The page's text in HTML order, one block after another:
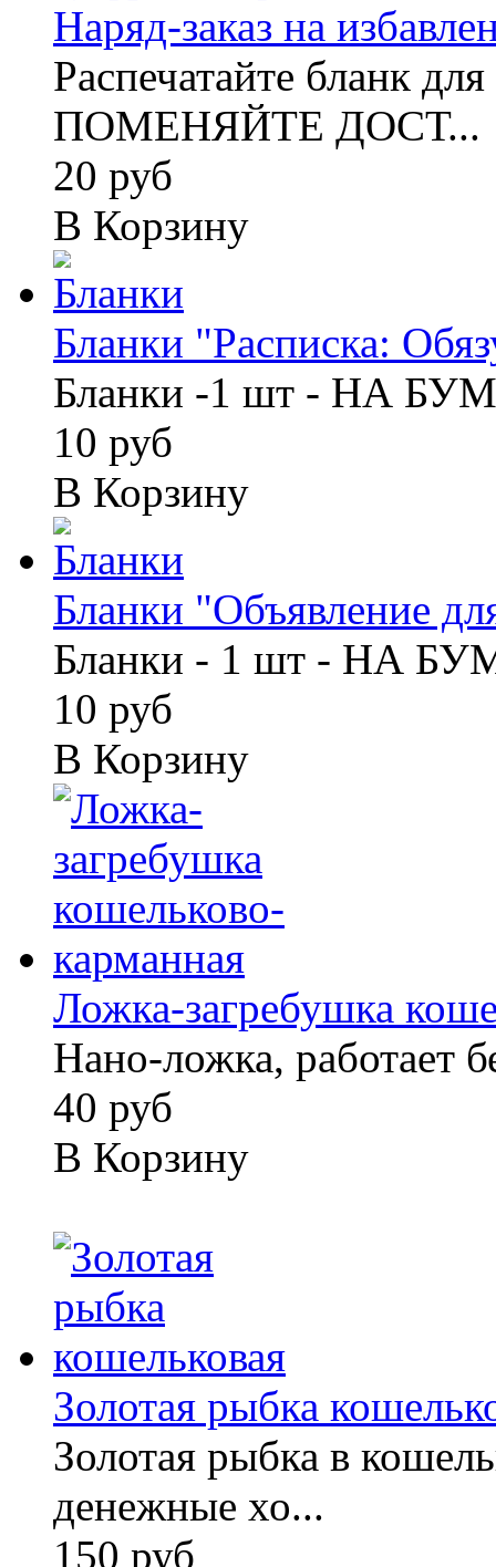
Наряд-заказ на
Распечатайте бланк
ПОМЕНЯЙТЕ ДОСТ...
20 руб
В Корзину
Бланки "Расписка:
Бланки -1 шт - НА
10 руб
В Корзину
Бланки "Объявление
Бланки - 1 шт - НА
10 руб
В Корзину
Ложка-загребушка
Нано-ложка, работает
40 руб
В Корзину
Золотая рыбка
Золотая рыбка в
денежные хо...
150 руб